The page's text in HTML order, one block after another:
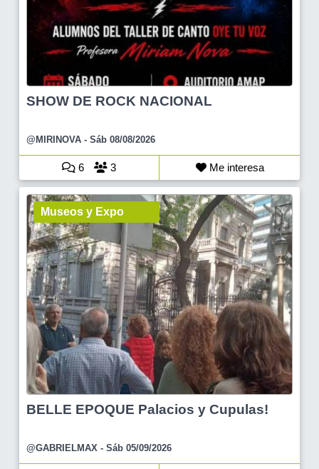
SHOW DE ROCK NACIONAL
@MIRINOVA - Sáb 08/08/2026
6 3 Me interesa
Museos y Expo
BELLE EPOQUE Palacios y Cupulas!
@GABRIELMAX - Sáb 05/09/2026